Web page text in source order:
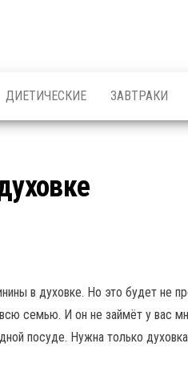
ДИЕТИЧЕСКИЕ ЗАВТРАКИ
в духовке. Но это будет не
семью. И он не займёт у вас
посуде. Нужна только